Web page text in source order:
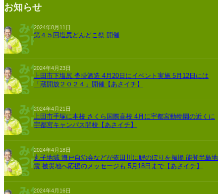
お知らせ
2024年8月11日
第４５回塩尻どんどこ祭 開催
2024年4月23日
上田市下塩尻 沓掛酒造 4月20日にイベント実施 5月12日には
「蔵開放２０２４」開催【あさイチ】
2024年4月21日
上田市手塚に本校 さくら国際高校 4月に宇都宮動物園の近くに
宇都宮キャンパス開校【あさイチ】
2024年4月18日
丸子地域 海戸自治会などが依田川に鯉のぼりを掲揚 能登半島地
震 被災地へ応援のメッセージも 5月18日まで【あさイチ】
2024年4月16日